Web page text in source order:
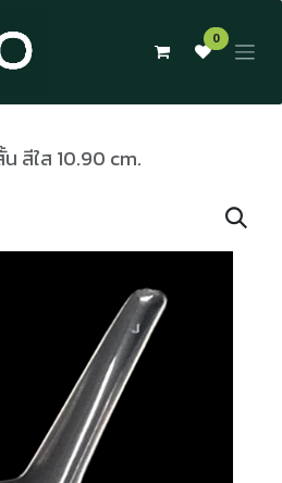
0
สีใส 10.90 cm.